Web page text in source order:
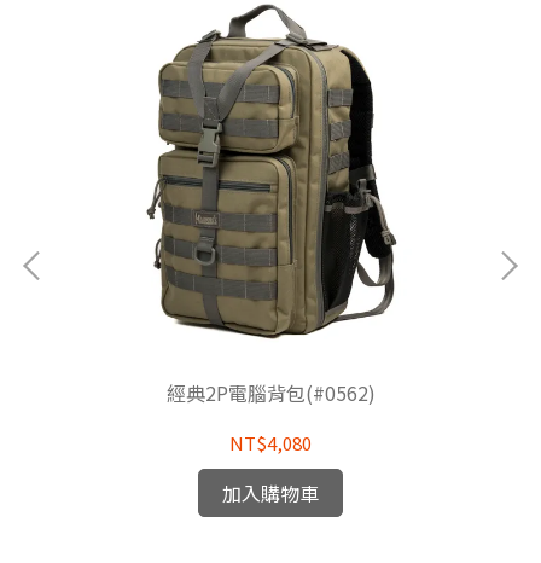
經典2P電腦背包(#0562)
NT$4,080
加入購物車